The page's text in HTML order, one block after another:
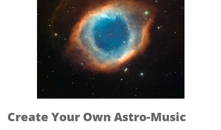
Create Your Own Astro-Music